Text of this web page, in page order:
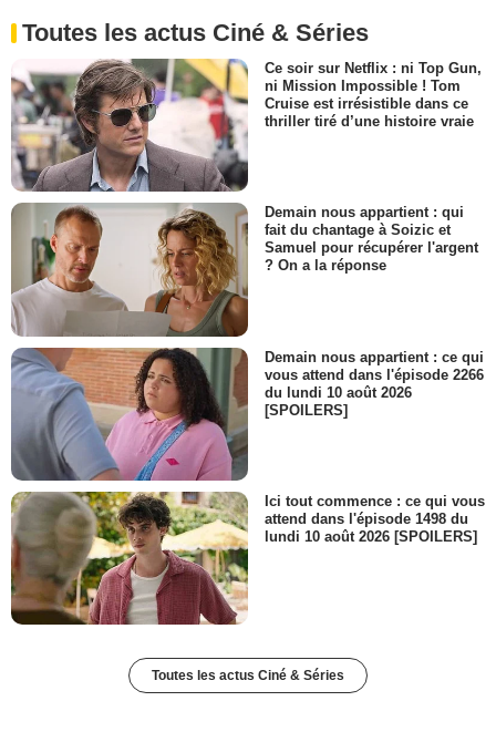
Toutes les actus Ciné & Séries
Ce soir sur Netflix : ni Top Gun,
ni Mission Impossible ! Tom
Cruise est irrésistible dans ce
thriller tiré d’une histoire vraie
Demain nous appartient : qui
fait du chantage à Soizic et
Samuel pour récupérer l'argent
? On a la réponse
Demain nous appartient : ce qui
vous attend dans l'épisode 2266
du lundi 10 août 2026
[SPOILERS]
Ici tout commence : ce qui vous
attend dans l'épisode 1498 du
lundi 10 août 2026 [SPOILERS]
Toutes les actus Ciné & Séries